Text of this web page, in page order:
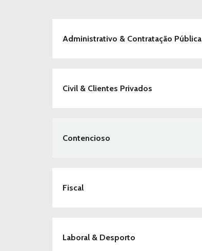
Administrativo & Contratação Pública
Civil & Clientes Privados
Contencioso
Fiscal
Laboral & Desporto